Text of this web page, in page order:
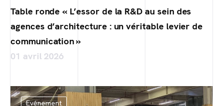
Table ronde « L’essor de la R&D au sein des
agences d’architecture : un véritable levier de
communication »
01 avril 2026
Evénement